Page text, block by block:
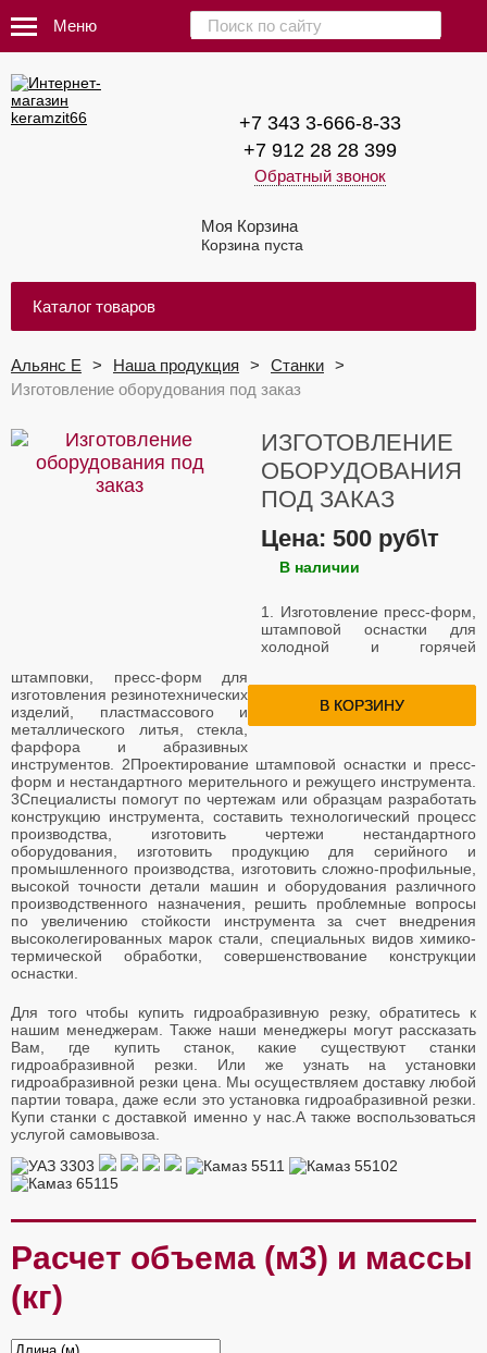
Меню
+7 343 3-666-8-33
+7 912 28 28 399
Обратный звонок
Моя Корзина
Корзина пуста
Каталог товаров
Альянс Е Наша продукция
Станки
Изготовление оборудования под заказ
ИЗГОТОВЛЕНИЕ
ОБОРУДОВАНИЯ
ПОД ЗАКАЗ
Цена: 500 руб\т
В наличии
В КОРЗИНУ
1. Изготовление пресс-форм,
штамповой оснастки для
холодной и горячей
штамповки, пресс-форм для
изготовления резинотехнических
изделий, пластмассового и
металлического литья, стекла,
фарфора и абразивных
инструментов. 2Проектирование штамповой оснастки и пресс-
форм и нестандартного мерительного и режущего инструмента.
3Специалисты помогут по чертежам или образцам разработать
конструкцию инструмента, составить технологический процесс
производства, изготовить чертежи нестандартного
оборудования, изготовить продукцию для серийного и
промышленного производства, изготовить сложно-профильные,
высокой точности детали машин и оборудования различного
производственного назначения, решить проблемные вопросы
по увеличению стойкости инструмента за счет внедрения
высоколегированных марок стали, специальных видов химико-
термической обработки, совершенствование конструкции
оснастки.
Для того чтобы купить гидроабразивную резку, обратитесь к
нашим менеджерам. Также наши менеджеры могут рассказать
Вам, где купить станок, какие существуют станки
гидроабразивной резки. Или же узнать на установки
гидроабразивной резки цена. Мы осуществляем доставку любой
партии товара, даже если это установка гидроабразивной резки.
Купи станки с доставкой именно у нас.А также воспользоваться
услугой самовывоза.
Расчет объема (м3) и массы
(кг)